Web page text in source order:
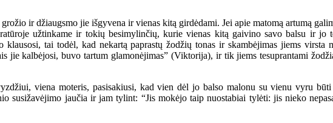
ir džiaugsmo jie išgyvena ir vienas kitą girdėdami. Jei apie matomą artumą
užtinkame ir tokių besimylinčių, kurie vienas kitą gaivino savo balsu ir jo
klausosi, tai todėl, kad nekartą paprastų žodžių tonas ir skambėjimas jiems
jie kalbėjosi, buvo tartum glamonėjimas” (Viktorija), ir tik jiems tesuprantami
viena moteris, pasisakiusi, kad vien dėl jo balso malonu su vienu vyru
susižavėjimo jaučia ir jam tylint: “Jis mokėjo taip nuostabiai tylėti: jis nieko